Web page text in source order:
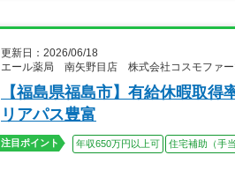
更新日：2026/06/18
エール薬局 南矢野目店 株式会社コスモファー
【福島県福島市】有給休暇取
リアパス豊富
注目ポイント 年収650万円以上可 住宅補助（手